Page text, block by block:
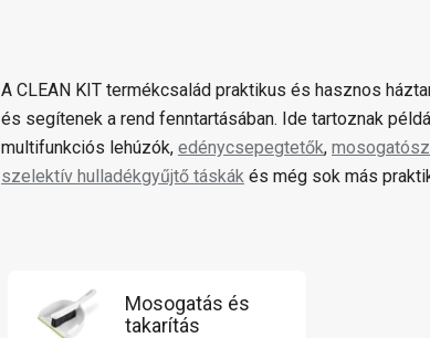
A CLEAN KIT termékcsalád praktikus és hasznos
és segítenek a rend fenntartásában. Ide tartoznak
multifunkciós lehúzók, edénycsepegtetők,
szelektív hulladékgyűjtő táskák és még sok más
Mosogatás és
takarítás